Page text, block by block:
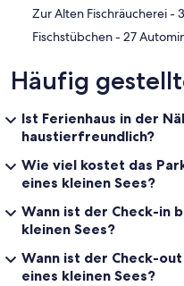
‪Fischstübchen - ‬27
Häufig
Ist Ferienhaus in der
haustierfreundlich?
Wie viel kostet das
eines kleinen Sees?
Wann ist der Check-in
kleinen Sees?
Wann ist der Check-
eines kleinen Sees?